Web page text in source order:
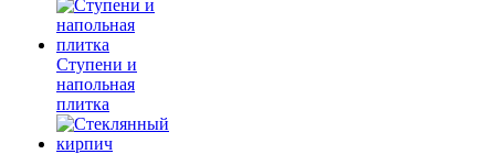
Ступени и
напольная
плитка